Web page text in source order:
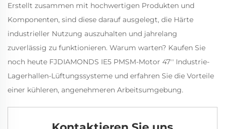
Erstellt zusammen mit hochwertigen Produkten und
Komponenten, sind diese darauf ausgelegt, die Härte
industrieller Nutzung auszuhalten und jahrelang
zuverlässig zu funktionieren. Warum warten? Kaufen Sie
noch heute FJDIAMONDS IE5 PMSM-Motor 47'' Industrie-
Lagerhallen-Lüftungssysteme und erfahren Sie die Vorteile
einer kühleren, angenehmeren Arbeitsumgebung.